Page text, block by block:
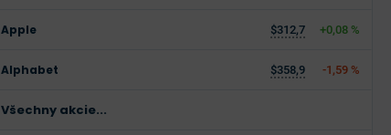
Apple $312,7 +0,08 %
Alphabet $358,9 -1,59 %
Všechny akcie...